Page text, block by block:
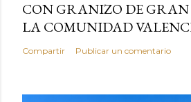
CON GRANIZO DE
LA COMUNIDAD
Compartir Publicar un comentario